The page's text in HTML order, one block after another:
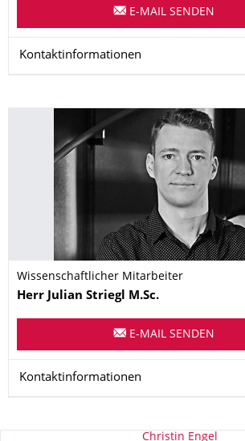
E-MAIL SENDEN
Kontaktinformationen
Wissenschaftlicher Mitarbeiter
Name
Herr Julian Striegl M.Sc.
E-MAIL SENDEN
Kontaktinformationen
Christin Engel